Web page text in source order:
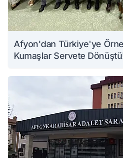
Afyon'dan Türkiye'ye
Kumaşlar Servete